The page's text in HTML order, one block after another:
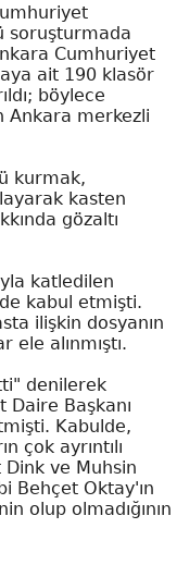
soruşturmada
Cumhuriyet
ait 190 klasör
böylece
Ankara merkezli
kurmak,
kasten
gözaltı
katledilen
kabul etmişti.
ilişkin dosyanın
alınmıştı.
denilerek
Daire Başkanı
Kabulde,
çok ayrıntılı
ve Muhsin
Behçet Oktay'ın
olup olmadığının